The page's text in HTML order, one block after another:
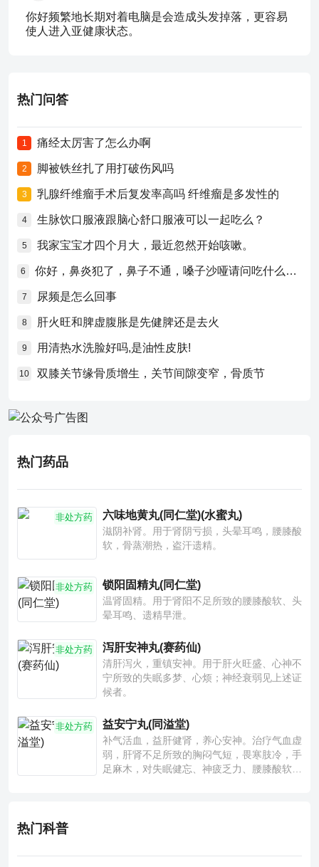
你好频繁地长期对着电脑是会造成头发掉落，更容易
使人进入亚健康状态。
热门问答
1 痛经太厉害了怎么办啊
2 脚被铁丝扎了用打破伤风吗
3 乳腺纤维瘤手术后复发率高吗 纤维瘤是多发性的
4 生脉饮口服液跟脑心舒口服液可以一起吃么？
5 我家宝宝才四个月大，最近忽然开始咳嗽。
6 你好，鼻炎犯了，鼻子不通，嗓子沙哑请问吃什么药比较好？
7 尿频是怎么回事
8 肝火旺和脾虚腹胀是先健脾还是去火
9 用清热水洗脸好吗,是油性皮肤!
10 双膝关节缘骨质增生，关节间隙变窄，骨质节
热门药品
非处方药 六味地黄丸(同仁堂)(水蜜丸)
滋阴补肾。用于肾阴亏损，头晕耳鸣，腰膝酸
软，骨蒸潮热，盗汗遗精。
非处方药 锁阳固精丸(同仁堂)
温肾固精。用于肾阳不足所致的腰膝酸软、头
晕耳鸣、遗精早泄。
非处方药 泻肝安神丸(赛药仙)
清肝泻火，重镇安神。用于肝火旺盛、心神不
宁所致的失眠多梦、心烦；神经衰弱见上述证
候者。
非处方药 益安宁丸(同溢堂)
补气活血，益肝健肾，养心安神。治疗气血虚
弱，肝肾不足所致的胸闷气短，畏寒肢冷，手
足麻木，对失眠健忘、神疲乏力、腰膝酸软也
热门科普